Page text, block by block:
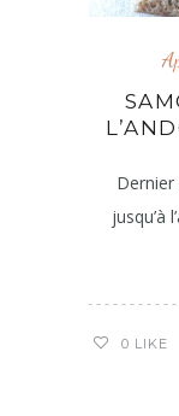
jusqu’à
0 LIKE